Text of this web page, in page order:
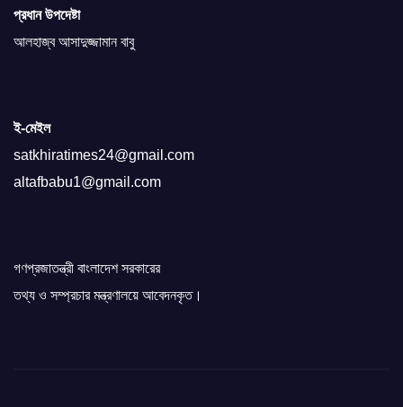
প্রধান উপদেষ্টা
আলহাজ্ব আসাদুজ্জামান বাবু
ই-মেইল
satkhiratimes24@gmail.com
altafbabu1@gmail.com
গণপ্রজাতন্ত্রী বাংলাদেশ সরকারের
তথ্য ও সম্প্রচার মন্ত্রণালয়ে আবেদনকৃত।